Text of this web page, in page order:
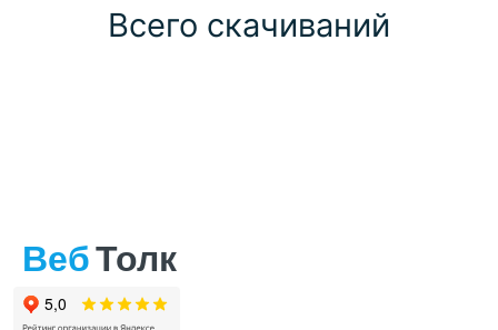
Всего скачиваний